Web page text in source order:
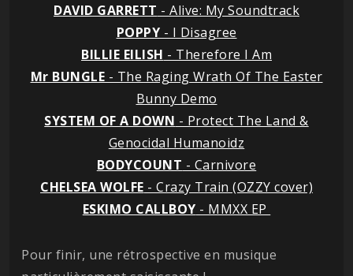
DAVID GARRETT - Alive: My Soundtrack
POPPY - I Disagree
BILLIE EILISH - Therefore I Am
Mr BUNGLE - The Raging Wrath Of The Easter
Bunny Demo
SYSTEM OF A DOWN - Protect The Land &
Genocidal Humanoidz
BODYCOUNT - Carnivore
CHELSEA WOLFE - Crazy Train (OZZY cover)
ESKIMO CALLBOY - MMXX EP
Pour finir, une rétrospective en musique